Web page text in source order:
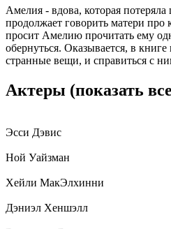
Амелия - вдова, которая
продолжает говорить матери
просит Амелию прочитать ему
обернуться. Оказывается, в
странные вещи, и справиться с
Актеры (показать
Эсси Дэвис
Ной Уайзман
Хейли МакЭлхинни
Дэниэл Хеншэлл